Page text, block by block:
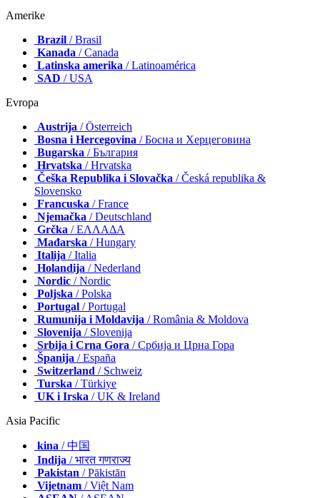
Amerike
Brazil / Brasil
Kanada / Canada
Latinska amerika / Latinoamérica
SAD / USA
Evropa
Austrija / Österreich
Bosna i Hercegovina / Босна и Херцеговина
Bugarska / България
Hrvatska / Hrvatska
Češka Republika i Slovačka / Česká republika &
Slovensko
Francuska / France
Njemačka / Deutschland
Grčka / ΕΛΛΑΔΑ
Mađarska / Hungary
Italija / Italia
Holandija / Nederland
Nordic / Nordic
Poljska / Polska
Portugal / Portugal
Rumunija i Moldavija / România & Moldova
Slovenija / Slovenija
Srbija i Crna Gora / Србија и Црна Гора
Španija / España
Switzerland / Schweiz
Turska / Türkiye
UK i Irska / UK & Ireland
Asia Pacific
kina / 中国
Indija / भारत गणराज्य
Pakistan / Pākistān
Vijetnam / Việt Nam